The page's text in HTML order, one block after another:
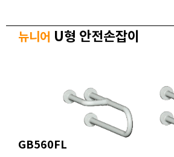
뉴니어 U형 안전손잡이
GB560FL